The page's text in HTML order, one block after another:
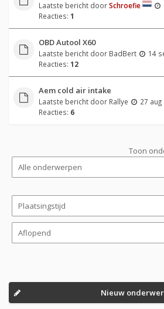
Laatste bericht doorSchroefie
Reacties: 1
OBD Autool X60
Laatste bericht door BadBert
14
Reacties: 12
Aem cold air intake
Laatste bericht door Rallye
27 aug
Reacties: 6
Toon
Nieuw